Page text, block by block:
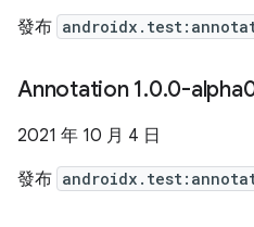
發布
Annotation 1.0.0-
2021 年 10 月 4 日
發布